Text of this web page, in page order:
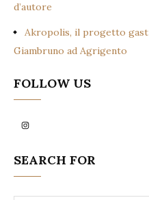
d’autore
Akropolis, il progetto
Giambruno ad Agrigento
FOLLOW US
Instagram
SEARCH FOR